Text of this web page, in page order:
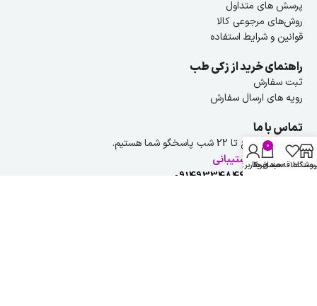
پرسش های متداول
روش‌های مرجوعی کالا
قوانین و شرایط استفاده
راهنمای خرید از زکی طب
ثبت سفارش
رویه های ارسال سفارش
تماس با ما
هر روز از ۹ صبح تا 22 شب پاسخگو شما هستیم.
راهنمایی و پشتیبانی
09149334846
علاقه مندی ها
0
سبد خرید
حساب کاربری من